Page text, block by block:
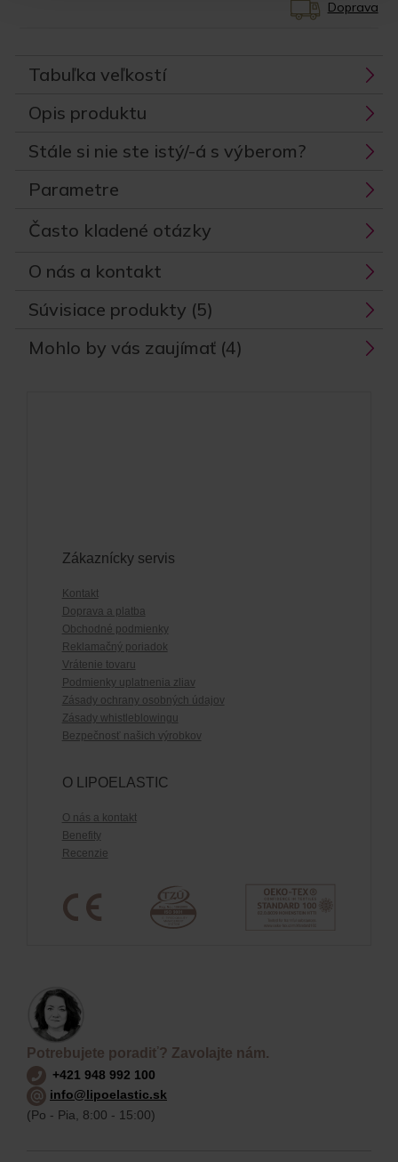
Doprava
Tabuľka veľkostí
Opis produktu
Stále si nie ste istý/-á s výberom?
Parametre
Často kladené otázky
O nás a kontakt
Súvisiace produkty (5)
Mohlo by vás zaujímať (4)
Zákaznícky servis
Kontakt
Doprava a platba
Obchodné podmienky
Reklamačný poriadok
Vrátenie tovaru
Podmienky uplatnenia zliav
Zásady ochrany osobných údajov
Zásady whistleblowingu
Bezpečnosť našich výrobkov
O LIPOELASTIC
O nás a kontakt
Benefity
Recenzie
Potrebujete poradiť? Zavolajte nám.
+421 948 992 100
info@lipoelastic.sk
(Po - Pia, 8:00 - 15:00)